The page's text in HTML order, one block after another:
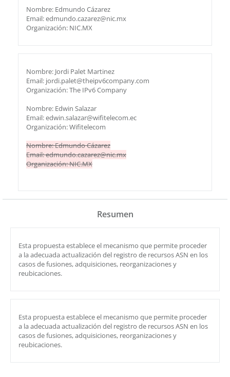
Nombre: Edmundo Cázarez
Email: edmundo.cazarez@nic.mx
Organización: NIC.MX
Nombre: Jordi Palet Martinez
Email: jordi.palet@theipv6company.com
Organización: The IPv6 Company
Nombre: Edwin Salazar
Email: edwin.salazar@wifitelecom.ec
Organización: Wifitelecom
Nombre: Edmundo Cázarez
Email: edmundo.cazarez@nic.mx
Organización: NIC.MX
Resumen
Esta propuesta establece el mecanismo que permite proceder
a la adecuada actualización del registro de recursos ASN en los
casos de fusiones, adquisiciones, reorganizaciones y
reubicaciones.
Esta propuesta establece el mecanismo que permite proceder
a la adecuada actualización del registro de recursos ASN en los
casos de fusiones, adquisiciones, reorganizaciones y
reubicaciones.